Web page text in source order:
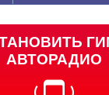
АВТОРАДИО